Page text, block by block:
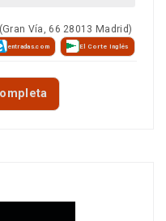
(Gran Vía, 66 28013 Madrid)
entradas.com El Corte Inglés